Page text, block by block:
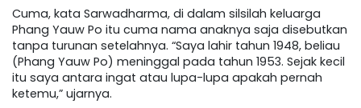
Cuma, kata Sarwadharma, di dalam silsilah keluarga
Phang Yauw Po itu cuma nama anaknya saja disebutkan
tanpa turunan setelahnya. “Saya lahir tahun 1948, beliau
(Phang Yauw Po) meninggal pada tahun 1953. Sejak kecil
itu saya antara ingat atau lupa-lupa apakah pernah
ketemu,” ujarnya.